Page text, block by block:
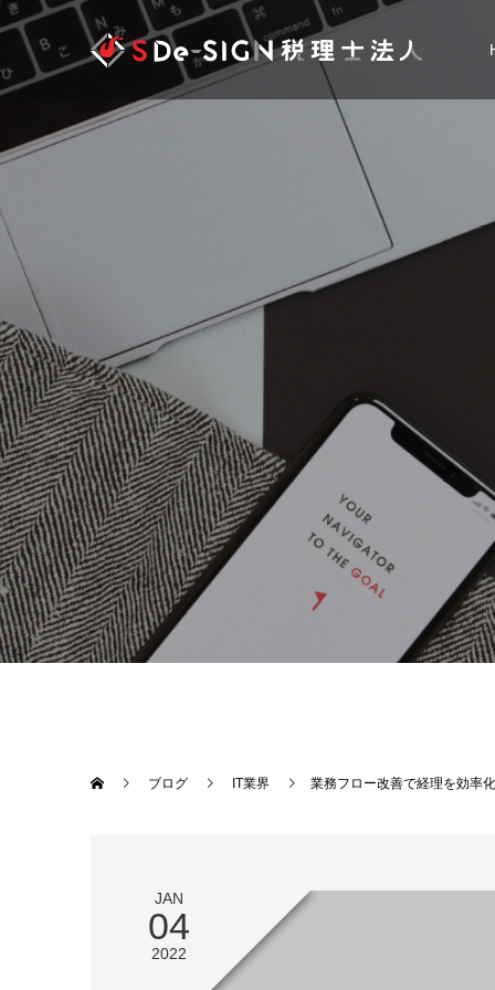
ブログ IT業界 業務フロー改善で経理を効率
JAN
04
2022